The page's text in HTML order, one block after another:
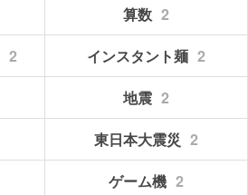
算数 2
2 インスタント麺 2
地震 2
東日本大震災 2
ゲーム機 2